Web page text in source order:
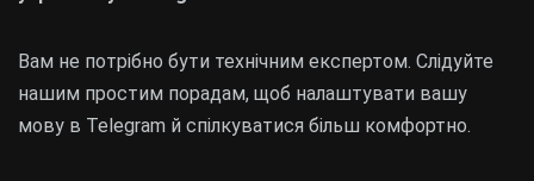
Вам не потрібно бути технічним експертом. Слідуйте
нашим простим порадам, щоб налаштувати вашу
мову в Telegram й спілкуватися більш комфортно.